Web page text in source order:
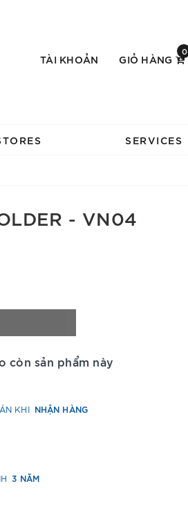
TÀI KHOẢN GIỎ HÀNG
0
SERVICES
- VN04
còn sản phẩm này
KHI NHẬN HÀNG
3 NĂM